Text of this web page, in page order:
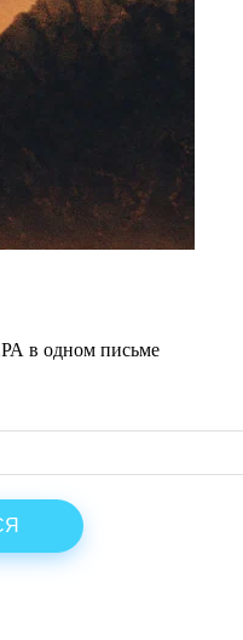
в одном письме